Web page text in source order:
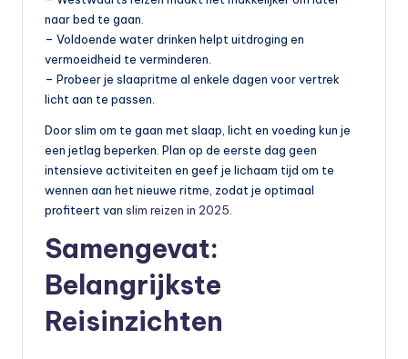
naar bed te gaan.
– Voldoende water drinken helpt uitdroging en
vermoeidheid te verminderen.
– Probeer je slaapritme al enkele dagen voor vertrek
licht aan te passen.
Door slim om te gaan met slaap, licht en voeding kun je
een jetlag beperken. Plan op de eerste dag geen
intensieve activiteiten en geef je lichaam tijd om te
wennen aan het nieuwe ritme, zodat je optimaal
profiteert van slim reizen in 2025.
Samengevat:
Belangrijkste
Reisinzichten